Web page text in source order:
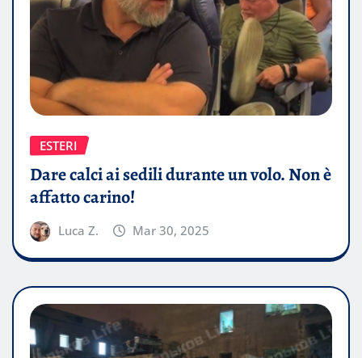
ESTERI
Dare calci ai sedili durante un volo. Non è
affatto carino!
Luca Z. Mar 30, 2025